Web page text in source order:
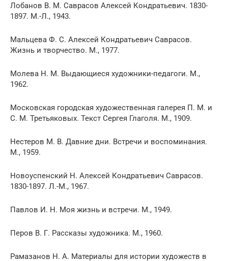
Лобанов В. М. Саврасов Алексей Кондратьевич. 1830-
1897. М.-Л., 1943.
Мальцева Ф. С. Алексей Кондратьевич Саврасов.
Жизнь и творчество. М., 1977.
Молева Н. М. Выдающиеся художники-педагоги. М.,
1962.
Московская городская художественная галерея П. М. и
С. М. Третьяковых. Текст Сергея Глаголя. М., 1909.
Нестеров М. В. Давние дни. Встречи и воспоминания.
М., 1959.
Новоуспенский Н. Алексей Кондратьевич Саврасов.
1830-1897. Л.-М., 1967.
Павлов И. Н. Моя жизнь и встречи. М., 1949.
Перов В. Г. Рассказы художника. М., 1960.
Рамазанов Н. А. Материалы для истории художеств в